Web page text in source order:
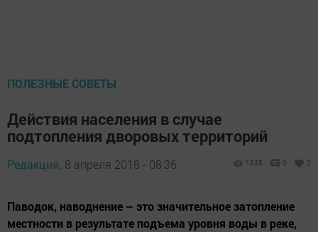
ПОЛЕЗНЫЕ СОВЕТЫ
Действия населения в случае
подтопления дворовых территорий
Редакция, 8 апреля 2018 - 08:36 1835 0 0
Паводок, наводнение – это значительное затопление
местности в результате подъема уровня воды в реке,